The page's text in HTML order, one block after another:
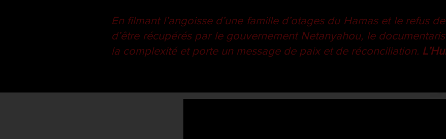
En filmant l’angoisse d’une famille d’otages du Hamas et le refus
d’être récupérés par le gouvernement Netanyahou, le
la complexité et porte un message de paix et de réconciliation.